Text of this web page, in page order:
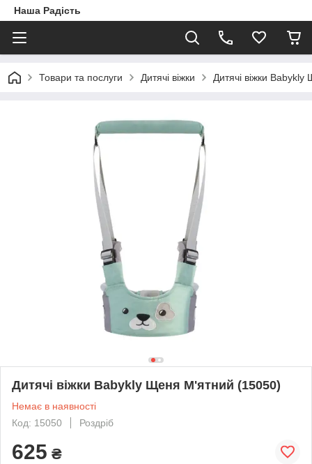
Наша Радість
Товари та послуги Дитячі віжки Дитячі віжки
Дитячі віжки Babykly Щеня М'ятний (15050)
Немає в наявності
Код: 15050
Роздріб
625 ₴